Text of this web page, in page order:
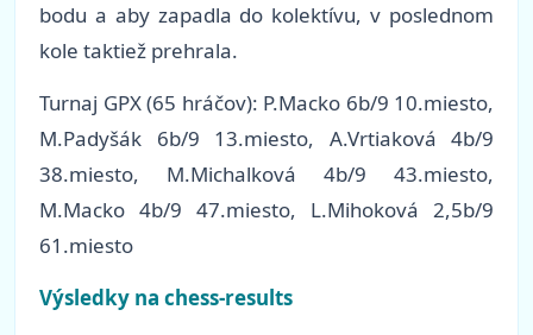
bodu a aby zapadla do kolektívu, v poslednom
kole taktiež prehrala.
Turnaj GPX (65 hráčov): P.Macko 6b/9 10.miesto,
M.Padyšák 6b/9 13.miesto, A.Vrtiaková 4b/9
38.miesto, M.Michalková 4b/9 43.miesto,
M.Macko 4b/9 47.miesto, L.Mihoková 2,5b/9
61.miesto
Výsledky na chess-results